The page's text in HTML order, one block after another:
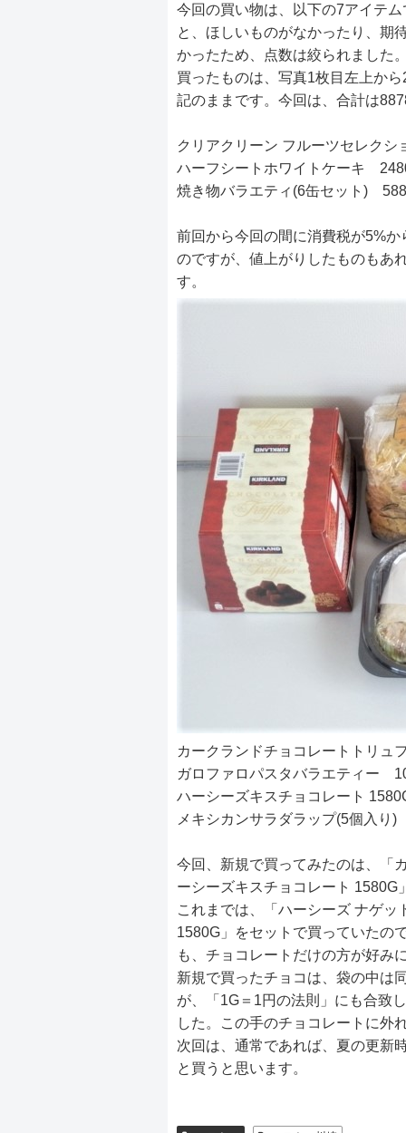
今回の買い物は、以下の7アイテ
と、ほしいものがなかったり、期
かったため、点数は絞られました。
買ったものは、写真1枚目左上か
記のままです。今回は、合計は
クリアクリーン フルーツセレク
ハーフシートホワイトケーキ
焼き物バラエティ(6缶セット)
前回から今回の間に消費税が5%
のですが、値上がりしたものもあ
す。
カークランドチョコレートトリ
ガロファロパスタバラエティー
ハーシーズキスチョコレート
メキシカンサラダラップ(5個入り
今回、新規で買ってみたのは、「
ーシーズキスチョコレート 1580G
これまでは、「ハーシーズ ナゲ
1580G」をセットで買っていたの
も、チョコレートだけの方が好み
新規で買ったチョコは、袋の中は
が、「1G＝1円の法則」にも合致
した。この手のチョコレートに外
次回は、通常であれば、夏の更新
と買うと思います。